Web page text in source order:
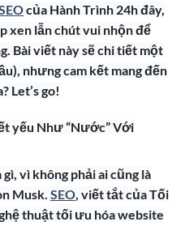
của Hành Trình 24h đây,
xen lẫn chút vui nhộn để
Bài viết này sẽ chi tiết một
nhưng cam kết mang đến
Let’s go!
yếu Như “Nước” Với
vì không phải ai cũng là
Musk. SEO, viết tắt của Tối
thuật tối ưu hóa website